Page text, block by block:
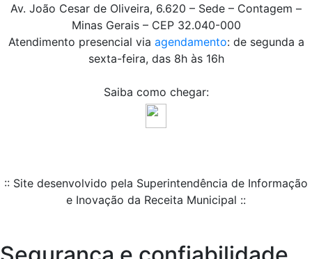
Av. João Cesar de Oliveira, 6.620 – Sede – Contagem –
Minas Gerais – CEP 32.040-000
Atendimento presencial via agendamento: de segunda a
sexta-feira, das 8h às 16h
Saiba como chegar:
:: Site desenvolvido pela Superintendência de Informação
e Inovação da Receita Municipal ::